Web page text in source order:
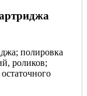
полировка
роликов;